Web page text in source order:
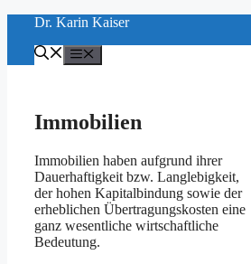
springen
Dr. Karin Kaiser
Immobilien
Immobilien haben aufgrund ihrer
Dauerhaftigkeit bzw. Langlebigkeit,
der hohen Kapitalbindung sowie der
erheblichen Übertragungskosten eine
ganz wesentliche wirtschaftliche
Bedeutung.